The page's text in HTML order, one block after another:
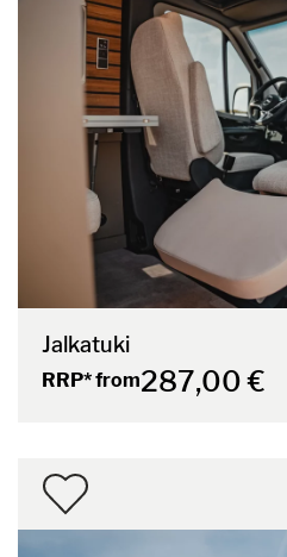
Jalkatuki
RRP* from287,00 €